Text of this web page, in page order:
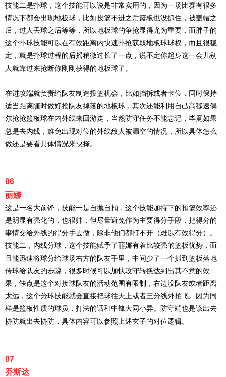
技能二是扑球，这个技能可以说是非常实用的，因为一场比赛有很多
情况下都会出现地板球，比如投篮不进之后篮板也没抓住，被盖帽之
后，过人丢球之后等等，所以地板球的争抢显得尤为重要，而胖子的
这个扑球技能可以在有效距离内快速扑抢获取地板球球权，而且很稳
定，就是扑球过程的后摇稍微过长了一点，说不定你起身这一会儿别
人就靠过来抢断你刚刚获得的地板球了。
在进攻端就负责给队友制造投篮机会，比如挡拆或者卡位，同时保持
适当距离随时做好抢队友掉落的地板球，其次还能利用自己高移速偶
尔抢抢篮板球在内外线来回游走，当然防守任务不能忘记，毕竟如果
总是去内线，难免出现对位的外线敌人被漏空的情况，所以具体怎么
做还是要看具体情况来抉择。
06
丽娜
这是一名大前锋，技能一是自抛自扣，这个技能加持下的扣篮效率还
是明显有强化的，也很帅，但尽量避免作为主要得分手段，把得分的
事情交给外线的得分手去做，除非他们都打不开（难以有效得分）。
技能二，内线分球，这个技能赋予了丽娜有着比较强的篮板优势，而
且能迅速将球分给球场右方的队友手里，中间少了一个抓到篮板落地
传球给队友的步骤，很多时候可以加快攻守转换达到出其不意的效
果，缺点是这个对接球队友的活动范围有限制，右边没队友或者距离
太远，这个分球技能就会直接把球往天上或者三分线外拍飞。因为同
样是篮板性质的球员，打法的话和中锋大同小异。防守端也是该出去
协防就出去协防，具体内容可以参照上述玄子的对位逻辑。
07
乔斯达